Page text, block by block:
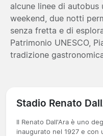
alcune linee di autobus
weekend, due notti
senza fretta e di
Patrimonio UNESCO,
tradizione
Stadio Renato
Il Renato Dall'Ara è uno
inaugurato nel 1927 e con